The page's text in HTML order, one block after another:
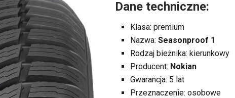
Dane techniczne:
Klasa: premium
Nazwa: Seasonproof 1
Rodzaj bieżnika: kierunkowy
Producent: Nokian
Gwarancja: 5 lat
Przeznaczenie: osobowe